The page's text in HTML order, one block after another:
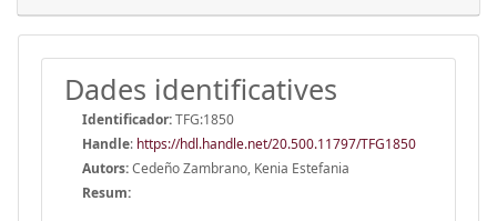
Dades identificatives
Identificador:TFG:1850
Handle: https://hdl.handle.net/20.500.11797/TFG1850
Autors:Cedeño Zambrano, Kenia Estefania
Resum: